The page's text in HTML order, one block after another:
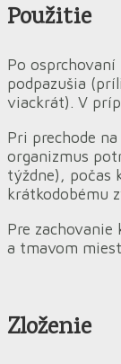
Použitie
Po
podpazušia
viackrát). V
Pri prechode
organizmus
týždne), počas
krátkodobému
Pre
a tmavom
Zloženie